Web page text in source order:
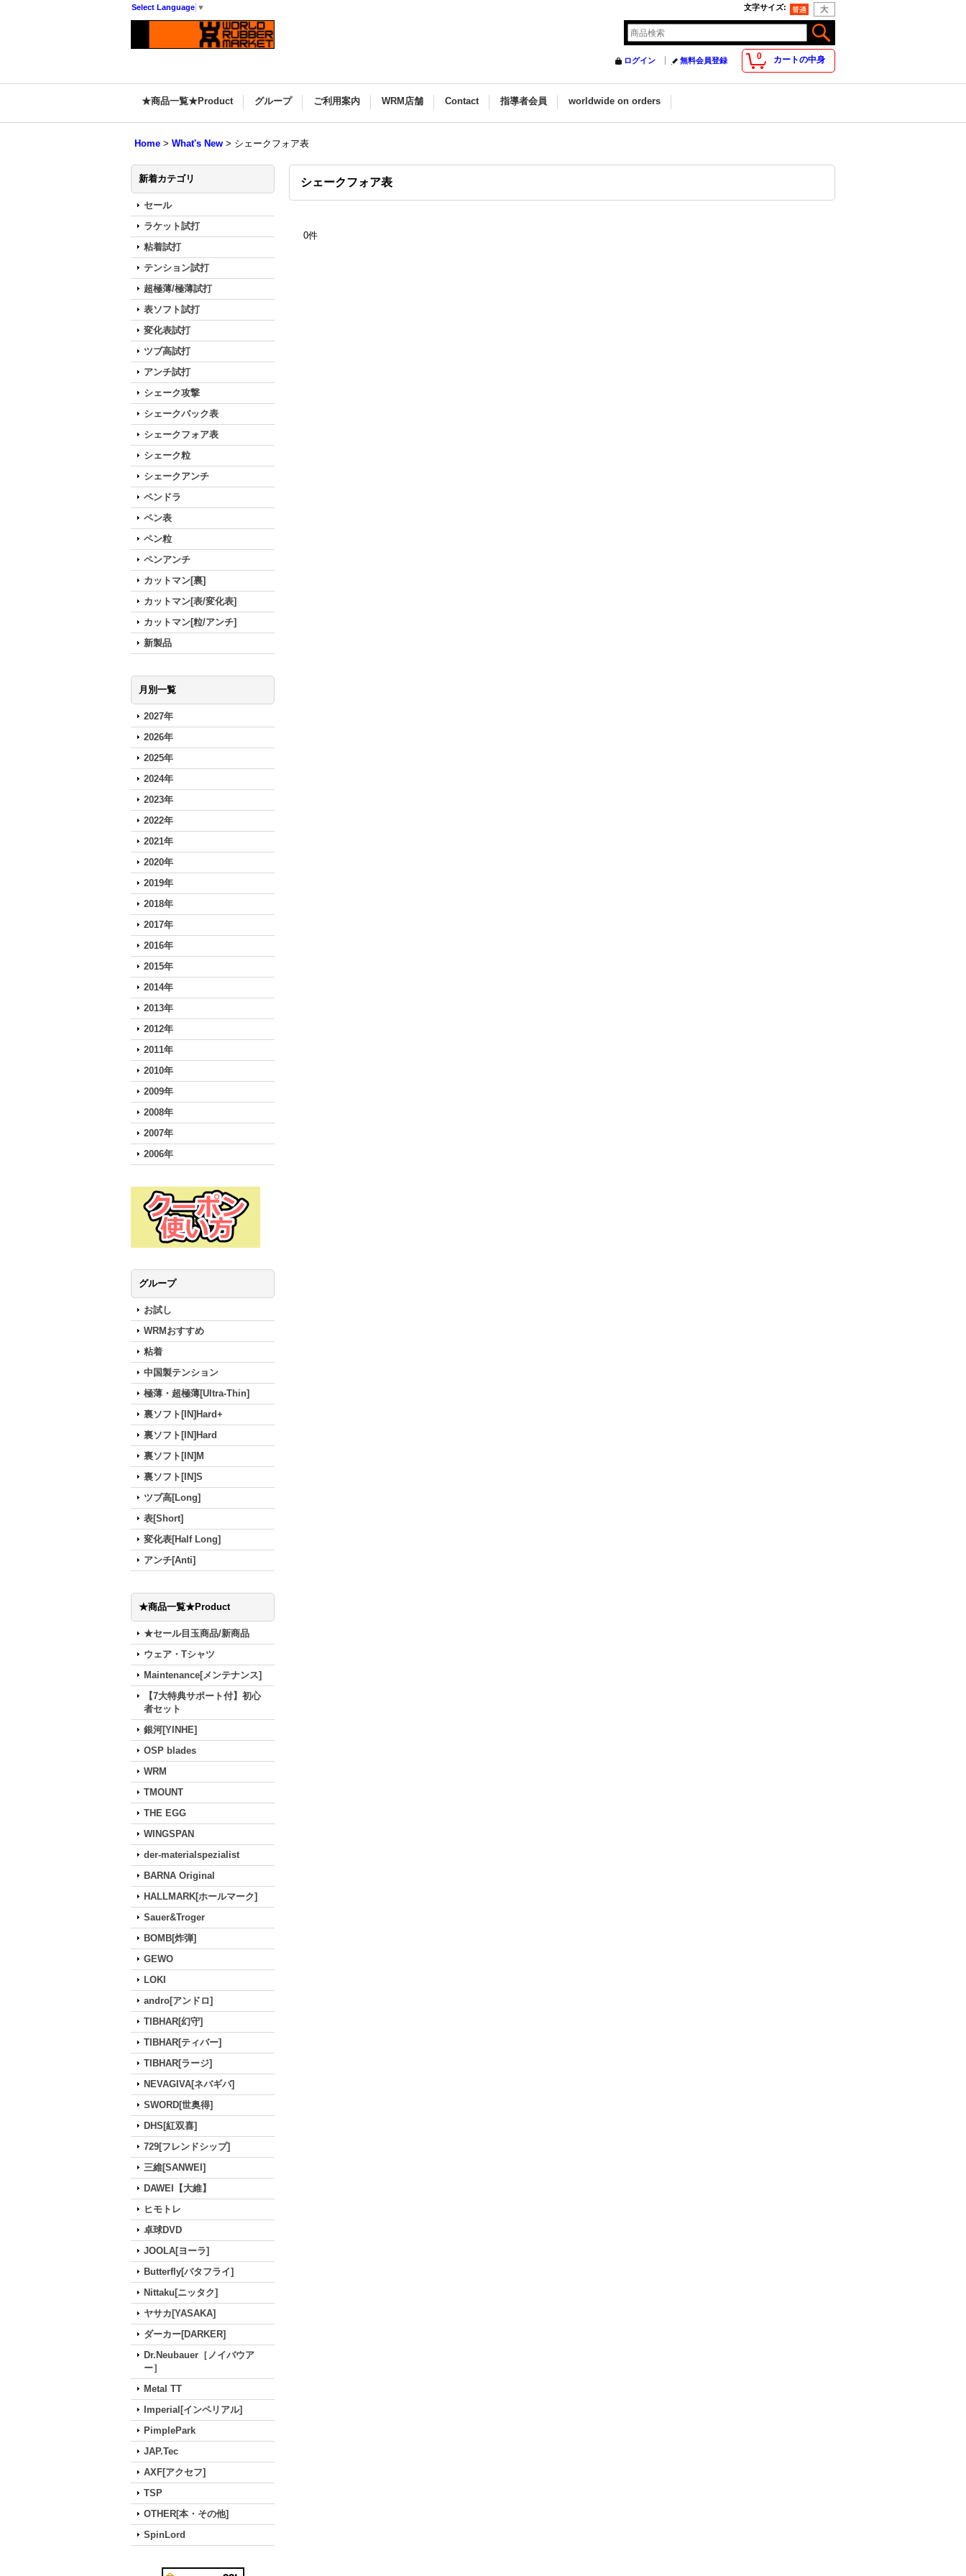
Select Language ▼ 文字サイズ:
0 カートの中身
ログイン 無料会員登録
★商品一覧★Product グループ ご利用案内 WRM店舗 Contact 指導者会員 worldwide on orders
Home > What's New > シェークフォア表
新着カテゴリ
セール
ラケット試打
粘着試打
テンション試打
超極薄/極薄試打
表ソフト試打
変化表試打
ツブ高試打
アンチ試打
シェーク攻撃
シェークバック表
シェークフォア表
シェーク粒
シェークアンチ
ペンドラ
ペン表
ペン粒
ペンアンチ
カットマン[裏]
カットマン[表/変化表]
カットマン[粒/アンチ]
新製品
月別一覧
2027年
2026年
2025年
2024年
2023年
2022年
2021年
2020年
2019年
2018年
2017年
2016年
2015年
2014年
2013年
2012年
2011年
2010年
2009年
2008年
2007年
2006年
グループ
お試し
WRMおすすめ
粘着
中国製テンション
極薄・超極薄[Ultra-Thin]
裏ソフト[IN]Hard+
裏ソフト[IN]Hard
裏ソフト[IN]M
裏ソフト[IN]S
ツブ高[Long]
表[Short]
変化表[Half Long]
アンチ[Anti]
★商品一覧★Product
★セール目玉商品/新商品
ウェア・Tシャツ
Maintenance[メンテナンス]
【7大特典サポート付】初心
者セット
銀河[YINHE]
OSP blades
WRM
TMOUNT
THE EGG
WINGSPAN
der-materialspezialist
BARNA Original
HALLMARK[ホールマーク]
Sauer&Troger
BOMB[炸弾]
GEWO
LOKI
andro[アンドロ]
TIBHAR[幻守]
TIBHAR[ティバー]
TIBHAR[ラージ]
NEVAGIVA[ネバギバ]
SWORD[世奥得]
DHS[紅双喜]
729[フレンドシップ]
三維[SANWEI]
DAWEI【大維】
ヒモトレ
卓球DVD
JOOLA[ヨーラ]
Butterfly[バタフライ]
Nittaku[ニッタク]
ヤサカ[YASAKA]
ダーカー[DARKER]
Dr.Neubauer［ノイバウア
ー］
Metal TT
Imperial[インペリアル]
PimplePark
JAP.Tec
AXF[アクセフ]
TSP
OTHER[本・その他]
SpinLord
シェークフォア表
0件